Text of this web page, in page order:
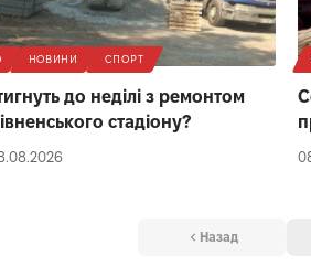
НОВИНИ СПОРТ
до неділі з ремонтом
стадіону?
Назад